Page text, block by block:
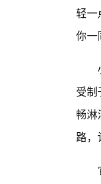
轻一
你一
受
畅
路